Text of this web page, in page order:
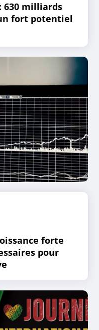
630 milliards
fort potentiel
forte
pour